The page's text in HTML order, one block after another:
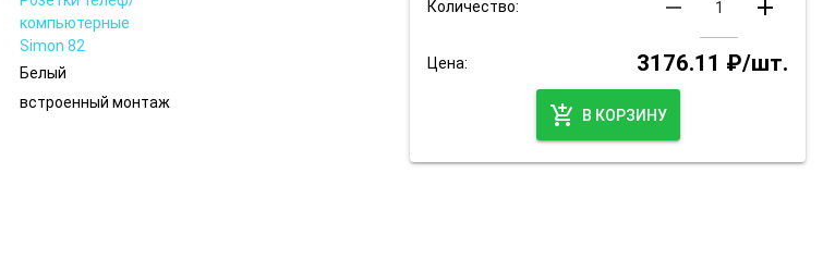
компьютерные
Simon 82
Белый
встроенный монтаж
Количество: remove add
Цена:
3176.11 ₽/шт.
add_shopping_cart
В КОРЗИНУ